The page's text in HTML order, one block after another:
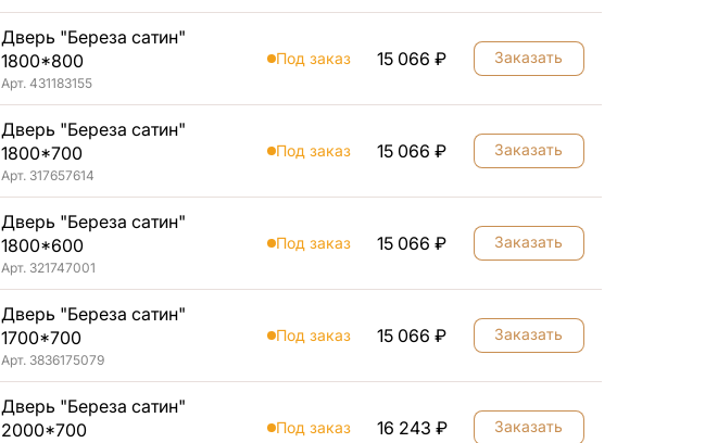
Дверь "Береза сатин"
1800*800
Арт. 431183155
Под заказ 15 066 ₽ Заказать
Дверь "Береза сатин"
1800*700
Арт. 317657614
Под заказ 15 066 ₽ Заказать
Дверь "Береза сатин"
1800*600
Арт. 321747001
Под заказ 15 066 ₽ Заказать
Дверь "Береза сатин"
1700*700
Арт. 3836175079
Под заказ 15 066 ₽ Заказать
Дверь "Береза сатин"
2000*700
Под заказ 16 243 ₽ Заказать